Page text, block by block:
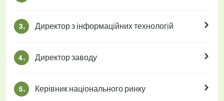
3. Директор з інформаційних технологій
4. Директор заводу
5. Керівник національного ринку